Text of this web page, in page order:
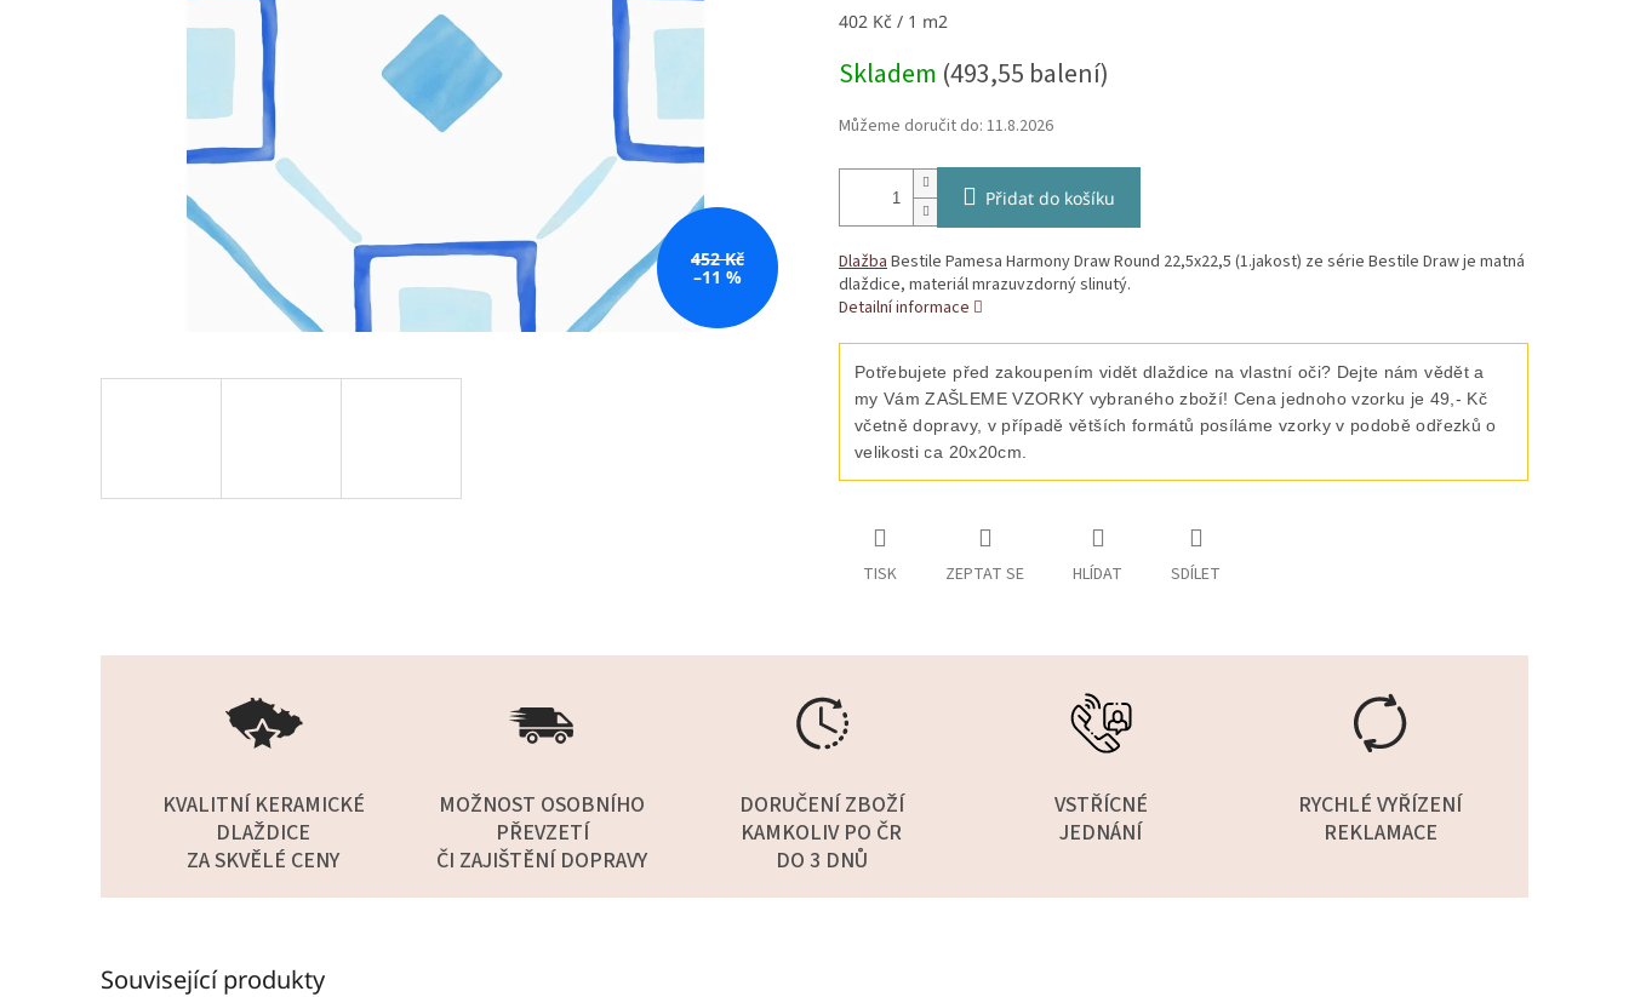
452 Kč
–11 %
Měrná
402 Kč / 1 m2
Skladem (493,55 balení)
Můžeme doručit do: 11.8.2026
Přidat do košíku
DlažbaBestile Pamesa Harmony Draw Round 22,5x22,5 (1.jakost) ze série Bestile Draw je matná
dlaždice, materiál mrazuvzdorný slinutý.
Detailní informace
Potřebujete před zakoupením vidět dlaždice na vlastní oči? Dejte nám vědět a
my Vám ZAŠLEME VZORKY vybraného zboží! Cena jednoho vzorku je 49,- Kč
včetně dopravy, v případě větších formátů posíláme vzorky v podobě odřezků o
velikosti ca 20x20cm.
TISK ZEPTAT SE HLÍDAT SDÍLET
KVALITNÍ KERAMICKÉ
DLAŽDICE
ZA SKVĚLÉ CENY
MOŽNOST OSOBNÍHO
PŘEVZETÍ
ČI ZAJIŠTĚNÍ DOPRAVY
DORUČENÍ ZBOŽÍ
KAMKOLIV PO ČR
DO 3 DNŮ
VSTŘÍCNÉ
JEDNÁNÍ
RYCHLÉ VYŘÍZENÍ
REKLAMACE
Související produkty